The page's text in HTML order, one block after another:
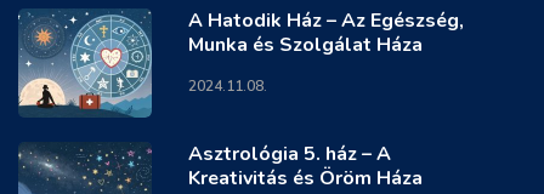
A Hatodik Ház – Az Egészség,
Munka és Szolgálat Háza
2024.11.08.
Asztrológia 5. ház – A
Kreativitás és Öröm Háza